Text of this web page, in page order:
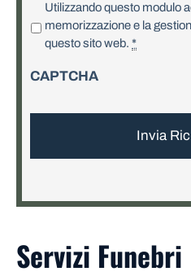
r
a
y
Utilizzando questo modulo
memorizzazione e la
questo sito web. *
CAPTCHA
Servizi Funebri